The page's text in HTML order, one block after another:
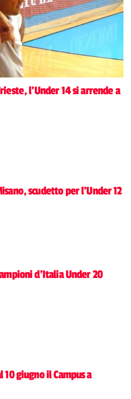
l'Under 14 si arrende a
scudetto per l'Under 12
d'Italia Under 20
giugno il Campus a